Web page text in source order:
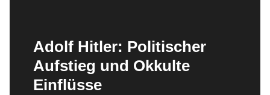
Adolf Hitler: Politischer
Aufstieg und Okkulte
Einflüsse